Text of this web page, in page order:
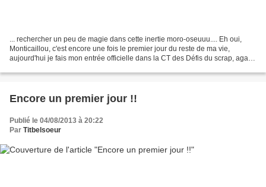
... rechercher un peu de magie dans cette inertie moro-oseuuu.... Eh oui,
Monticaillou, c'est encore une fois le premier jour du reste de ma vie,
aujourd'hui je fais mon entrée officielle dans la CT des Défis du scrap, agade
Encore un premier jour !!
Publié le 04/08/2013 à 20:22
Par Titbelsoeur